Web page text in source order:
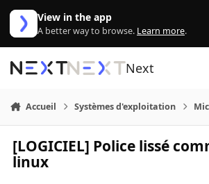
Aller au contenu
View in the app
A better way to browse. Learn more.
Next
Accueil Systèmes d'exploitation
[LOGICIEL] Police lissé
linux